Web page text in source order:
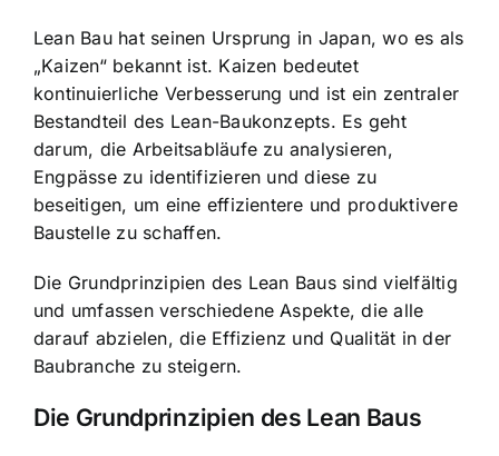
Lean Bau hat seinen Ursprung in Japan, wo es als
„Kaizen“ bekannt ist. Kaizen bedeutet
kontinuierliche Verbesserung und ist ein zentraler
Bestandteil des Lean-Baukonzepts. Es geht
darum, die Arbeitsabläufe zu analysieren,
Engpässe zu identifizieren und diese zu
beseitigen, um eine effizientere und produktivere
Baustelle zu schaffen.
Die Grundprinzipien des Lean Baus sind vielfältig
und umfassen verschiedene Aspekte, die alle
darauf abzielen, die Effizienz und Qualität in der
Baubranche zu steigern.
Die Grundprinzipien des Lean Baus